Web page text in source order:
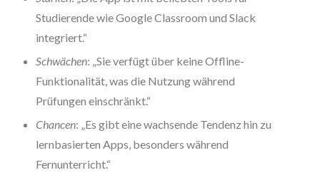
Studierende wie Google Classroom und Slack
integriert.“
Schwächen: „Sie verfügt über keine Offline-
Funktionalität, was die Nutzung während
Prüfungen einschränkt.“
Chancen: „Es gibt eine wachsende Tendenz hin zu
lernbasierten Apps, besonders während
Fernunterricht.“